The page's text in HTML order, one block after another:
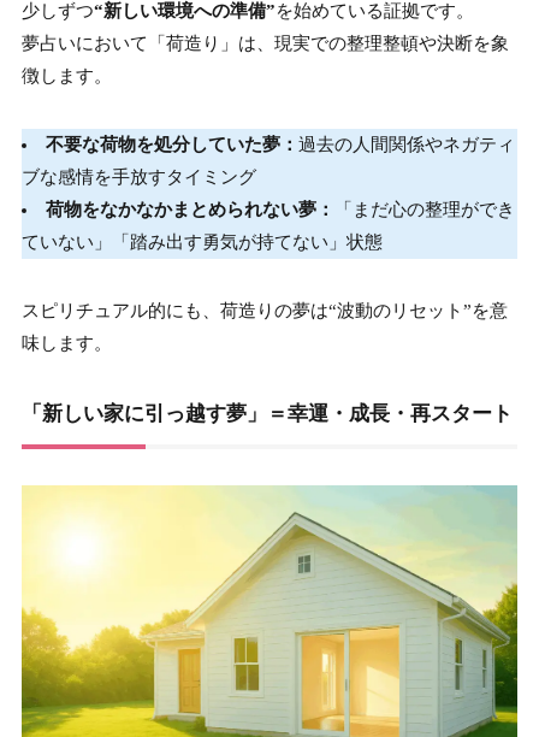
少しずつ“新しい環境への準備”を始めている証拠です。
夢占いにおいて「荷造り」は、現実での整理整頓や決断を象
徴します。
不要な荷物を処分していた夢： 過去の人間関係やネガティ
ブな感情を手放すタイミング
荷物をなかなかまとめられない夢：
「まだ心の整理ができ
ていない」「踏み出す勇気が持てない」状態
スピリチュアル的にも、荷造りの夢は“波動のリセット”を意
味します。
「新しい家に引っ越す夢」＝幸運・成長・再スタート